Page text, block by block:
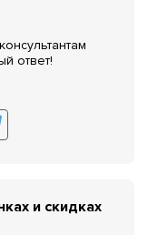
ответ!
и скидках